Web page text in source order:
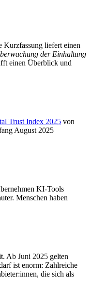
liefert einen
der Einhaltung
einen Überblick und
Trust Index 2025 von
August 2025
KI-Tools
Menschen haben
Ab Juni 2025 gelten
ist enorm: Zahlreiche
die sich als